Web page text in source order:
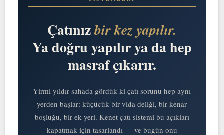
Çatınızbir kez yapılır.
Ya doğru yapılır ya da hep
masraf çıkarır.
Yirmi yıldır sahada gördük ki çatı sorunu hep aynı
yerden başlar: küçücük bir vida deliği, bir kenar
boşluğu, bir ek yeri. Kenet çatı sistemi bu açıkları
kapatmak için tasarlandı — ve bugün onu